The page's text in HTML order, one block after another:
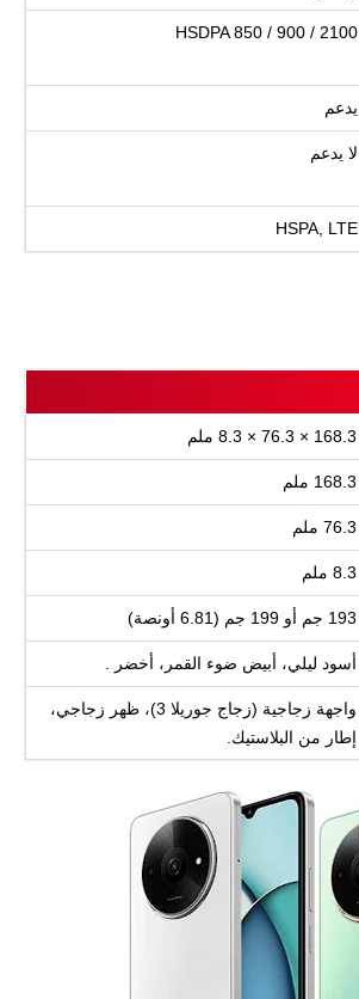
HSDPA 850 / 900 / 2100
يدعم
لا يدعم
HSPA, LTE
168.3 × 76.3 × 8.3 ملم
168.3 ملم
76.3 ملم
8.3 ملم
193 جم أو 199 جم (6.81 أونصة)
أسود ليلي، أبيض ضوء القمر، أخضر .
واجهة زجاجية (زجاج جوريلا 3)، ظهر زجاجي،
إطار من البلاستيك.